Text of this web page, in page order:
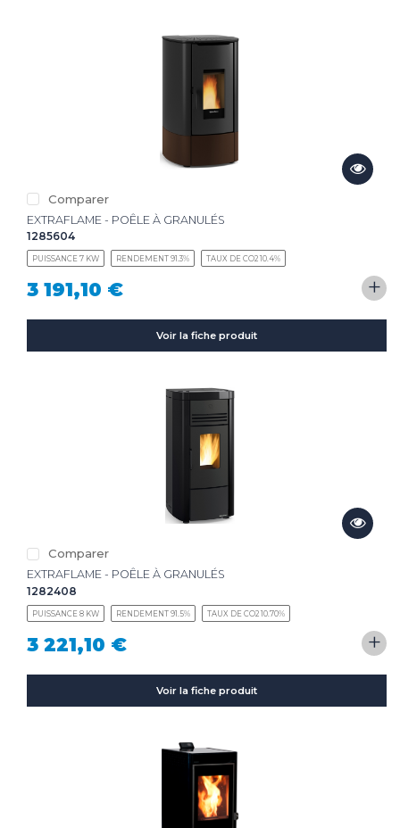
Comparer
EXTRAFLAME - POÊLE À GRANULÉS
1285604
PUISSANCE 7 KW RENDEMENT 91.3% TAUX DE CO2 10.4%
3 191,10 € +
Voir la fiche produit
Comparer
EXTRAFLAME - POÊLE À GRANULÉS
1282408
PUISSANCE 8 KW RENDEMENT 91.5% TAUX DE CO2 10.70%
3 221,10 € +
Voir la fiche produit